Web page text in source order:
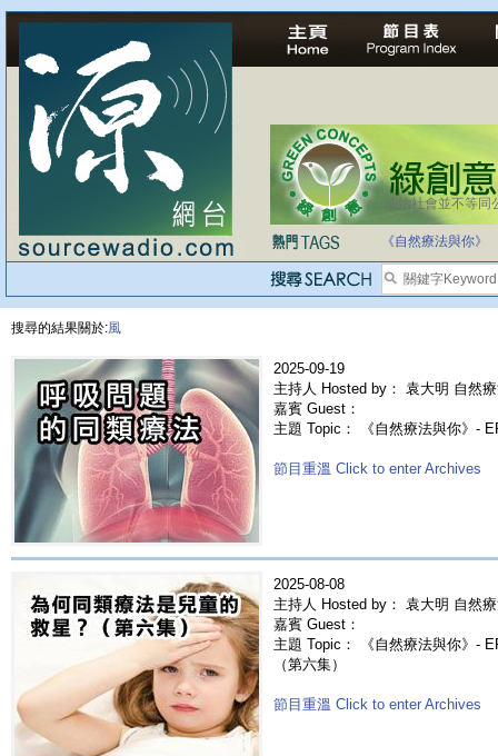
法治社會並不等同
自家教育合法化-
《自然療法與你》
搜尋的結果關於:風
2025-09-19
主持人 Hosted by： 袁大明 自然
嘉賓 Guest：
主題 Topic： 《自然療法與你》-
節目重溫 Click to enter Archives
2025-08-08
主持人 Hosted by： 袁大明 自然
嘉賓 Guest：
主題 Topic： 《自然療法與你》-
（第六集）
節目重溫 Click to enter Archives